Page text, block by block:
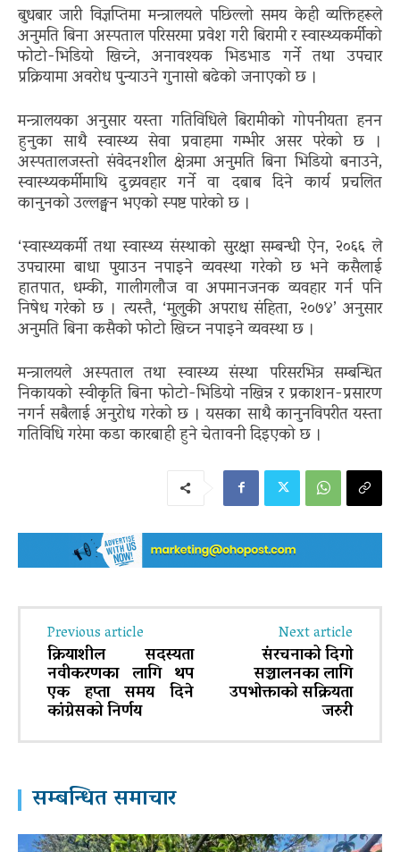
बुधबार जारी विज्ञप्तिमा मन्त्रालयले पछिल्लो समय केही व्यक्तिहरूले
अनुमति बिना अस्पताल परिसरमा प्रवेश गरी बिरामी र स्वास्थ्यकर्मीको
फोटो-भिडियो खिच्ने, अनावश्यक भिडभाड गर्ने तथा उपचार
प्रक्रियामा अवरोध पुन्याउने गुनासो बढेको जनाएको छ ।
मन्त्रालयका अनुसार यस्ता गतिविधिले बिरामीको गोपनीयता हनन
हुनुका साथै स्वास्थ्य सेवा प्रवाहमा गम्भीर असर परेको छ ।
अस्पतालजस्तो संवेदनशील क्षेत्रमा अनुमति बिना भिडियो बनाउने,
स्वास्थ्यकर्मीमाथि दुव्र्यवहार गर्ने वा दबाब दिने कार्य प्रचलित
कानुनको उल्लङ्घन भएको स्पष्ट पारेको छ ।
‘स्वास्थ्यकर्मी तथा स्वास्थ्य संस्थाको सुरक्षा सम्बन्धी ऐन, २०६६ ले
उपचारमा बाधा पुयाउन नपाइने व्यवस्था गरेको छ भने कसैलाई
हातपात, धम्की, गालीगलौज वा अपमानजनक व्यवहार गर्न पनि
निषेध गरेको छ । त्यस्तै, ‘मुलुकी अपराध संहिता, २०७४’ अनुसार
अनुमति बिना कसैको फोटो खिच्न नपाइने व्यवस्था छ ।
मन्त्रालयले अस्पताल तथा स्वास्थ्य संस्था परिसरभित्र सम्बन्धित
निकायको स्वीकृति बिना फोटो-भिडियो नखिन्न र प्रकाशन-प्रसारण
नगर्न सबैलाई अनुरोध गरेको छ । यसका साथै कानुनविपरीत यस्ता
गतिविधि गरेमा कडा कारबाही हुने चेतावनी दिइएको छ ।
Previous article
क्रियाशील सदस्यता
नवीकरणका लागि थप
एक हप्ता समय दिने
कांग्रेसको निर्णय
Next article
संरचनाको दिगो
सञ्चालनका लागि
उपभोक्ताको सक्रियता
जरुरी
सम्बन्धित समाचार